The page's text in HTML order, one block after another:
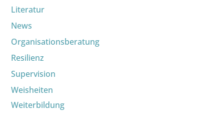
Literatur
News
Organisationsberatung
Resilienz
Supervision
Weisheiten
Weiterbildung